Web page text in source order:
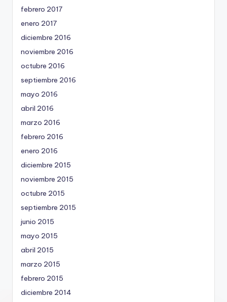
febrero 2017
enero 2017
diciembre 2016
noviembre 2016
octubre 2016
septiembre 2016
mayo 2016
abril 2016
marzo 2016
febrero 2016
enero 2016
diciembre 2015
noviembre 2015
octubre 2015
septiembre 2015
junio 2015
mayo 2015
abril 2015
marzo 2015
febrero 2015
diciembre 2014